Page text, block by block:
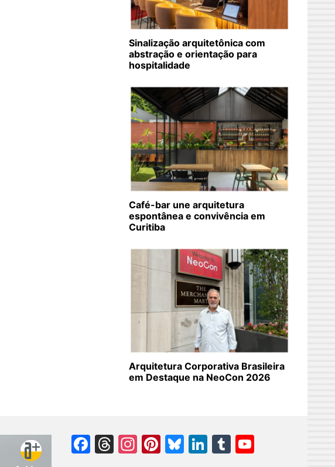
Sinalização arquitetônica com
abstração e orientação para
hospitalidade
Café-bar une arquitetura
espontânea e convivência em
Curitiba
Arquitetura Corporativa Brasileira
em Destaque na NeoCon 2026
Facebook
Threads
Instagram
Pinterest
Bluesky
LinkedIn
Tumblr